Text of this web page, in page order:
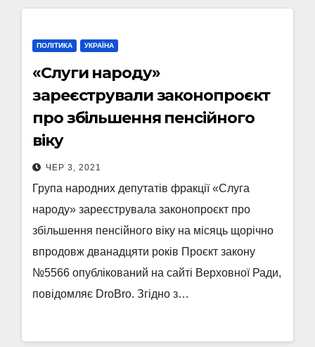
ПОЛІТИКА УКРАЇНА
«Слуги народу»
зареєстрували законопроєкт
про збільшення пенсійного
віку
ЧЕР 3, 2021
Група народних депутатів фракції «Слуга
народу» зареєструвала законопроєкт про
збільшення пенсійного віку на місяць щорічно
впродовж дванадцяти років Проєкт закону
№5566 опублікований на сайті Верховної Ради,
повідомляє DroBro. Згідно з…